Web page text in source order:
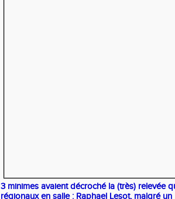
3 minimes avaient décroché la (très) relevée
régionaux en salle : Raphael Lesot, malgré